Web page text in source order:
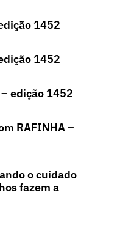
1452
1452
edição 1452
RAFINHA –
o cuidado
fazem a